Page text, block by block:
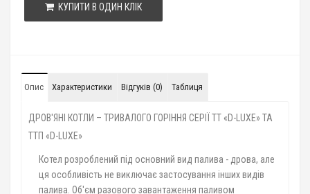
КУПИТИ В ОДИН КЛІК
Опис Характеристики Відгуків (0) Таблиця
ДРОВ'ЯНІ КОТЛИ – ТРИВАЛОГО ГОРІННЯ СЕРІЇ ТТ «D-LUXE» ТА
ТТП «D-LUXE»
Котел розроблений під основний вид палива - дрова, але
ця особливість не виключає застосування інших видів
палива. Об'єм разового завантаження паливом